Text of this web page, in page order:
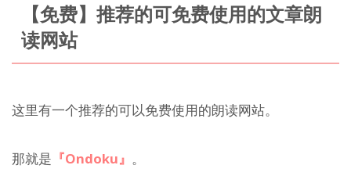
【免费】推荐的可免费使用的文章朗
读网站
这里有一个推荐的可以免费使用的朗读网站。
那就是 『Ondoku』 。